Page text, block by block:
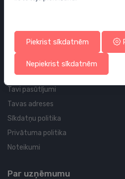
Cauruļvadi un Veidgabali
Profila un piegādes
Tavs konts
Tavi pasūtījumi
Tavas adreses
Sīkdatņu politika
Privātuma politika
Noteikumi
Par uzņēmumu
Piekrist sīkdatnēm
Nepiekrist sīkdatnēm